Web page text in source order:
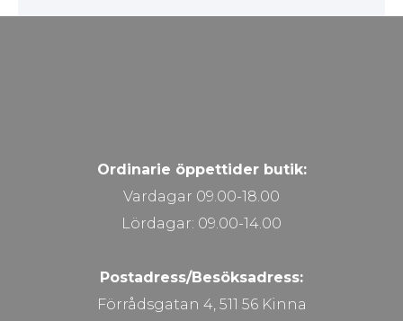
Ordinarie öppettider butik:
Vardagar 09.00-18.00
Lördagar: 09.00-14.00
Postadress/Besöksadress:
Förrådsgatan 4, 511 56 Kinna